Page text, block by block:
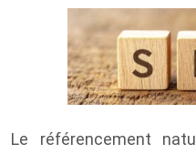
Le référencement